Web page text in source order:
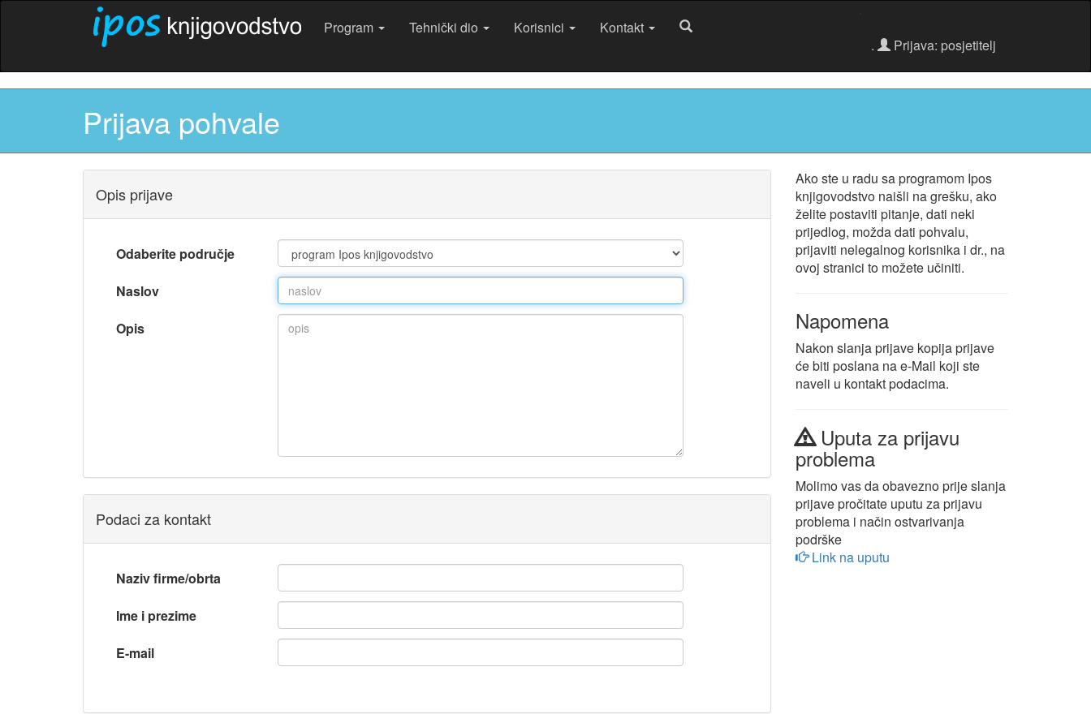
Program Tehnički dio Korisnici Kontakt
.
Prijava: posjetitelj
Prijava pohvale
Opis prijave
Odaberite područje
Naslov
Opis
Podaci za kontakt
Naziv firme/obrta
Ime i prezime
E-mail
Ako ste u radu sa programom Ipos
knjigovodstvo naišli na grešku, ako
želite postaviti pitanje, dati neki
prijedlog, možda dati pohvalu,
prijaviti nelegalnog korisnika i dr., na
ovoj stranici to možete učiniti.
Napomena
Nakon slanja prijave kopija prijave
će biti poslana na e-Mail koji ste
naveli u kontakt podacima.
Uputa za prijavu
problema
Molimo vas da obavezno prije slanja
prijave pročitate uputu za prijavu
problema i način ostvarivanja
podrške
Link na uputu